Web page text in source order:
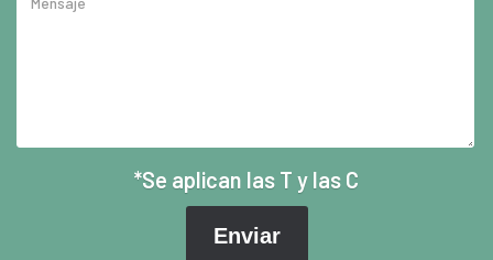
*Se aplican las T y las C